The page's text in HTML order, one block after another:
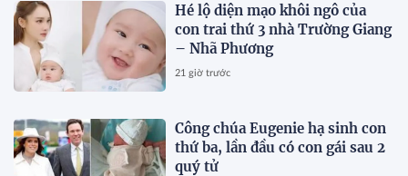
Hé lộ diện mạo khôi ngô của
con trai thứ 3 nhà Trường Giang
– Nhã Phương
21 giờ trước
Công chúa Eugenie hạ sinh con
thứ ba, lần đầu có con gái sau 2
quý tử